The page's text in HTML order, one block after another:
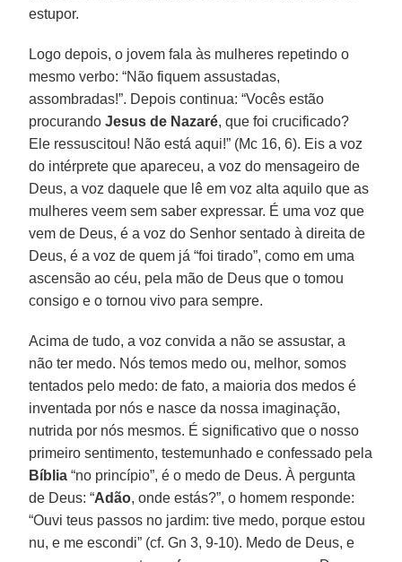
estupor.
Logo depois, o jovem fala às mulheres repetindo o
mesmo verbo: “Não fiquem assustadas,
assombradas!”. Depois continua: “Vocês estão
procurandoJesus de Nazaré, que foi crucificado?
Ele ressuscitou! Não está aqui!” (Mc 16, 6). Eis a voz
do intérprete que apareceu, a voz do mensageiro de
Deus, a voz daquele que lê em voz alta aquilo que as
mulheres veem sem saber expressar. É uma voz que
vem de Deus, é a voz do Senhor sentado à direita de
Deus, é a voz de quem já “foi tirado”, como em uma
ascensão ao céu, pela mão de Deus que o tomou
consigo e o tornou vivo para sempre.
Acima de tudo, a voz convida a não se assustar, a
não ter medo. Nós temos medo ou, melhor, somos
tentados pelo medo: de fato, a maioria dos medos é
inventada por nós e nasce da nossa imaginação,
nutrida por nós mesmos. É significativo que o nosso
primeiro sentimento, testemunhado e confessado pela
Bíblia “no princípio”, é o medo de Deus. À pergunta
de Deus: “Adão, onde estás?”, o homem responde:
“Ouvi teus passos no jardim: tive medo, porque estou
nu, e me escondi” (cf. Gn 3, 9-10). Medo de Deus, e